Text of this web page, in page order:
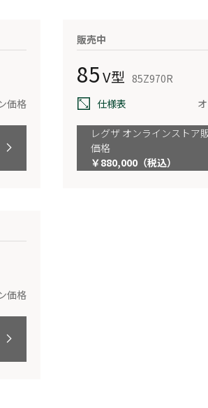
価格
販売中
85V型 85Z970R
仕様表
レグザ オンラインストア
価格
￥880,000（税込）
価格